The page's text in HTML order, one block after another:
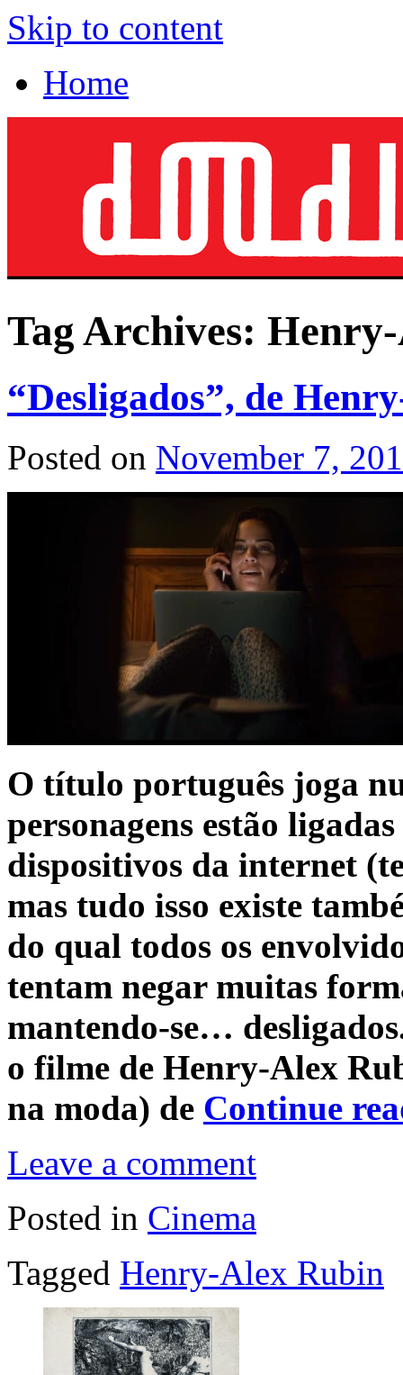
Skip to content
Home
Tag Archives:
“Desligados”, de
Posted on November 7,
O título português joga
personagens estão
dispositivos da internet
mas tudo isso existe
do qual todos os
tentam negar muitas
mantendo-se…
o filme de Henry-Alex
na moda) de Continue
Leave a comment
Posted in Cinema
Tagged Henry-Alex Rubin